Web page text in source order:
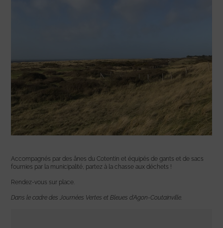
Accompagnés par des ânes du Cotentin et équipés de gants et de sacs
fournies par la municipalité, partez à la chasse aux déchets !
Rendez-vous sur place.
Dans le cadre des Journées Vertes et Bleues d’Agon-Coutainville.